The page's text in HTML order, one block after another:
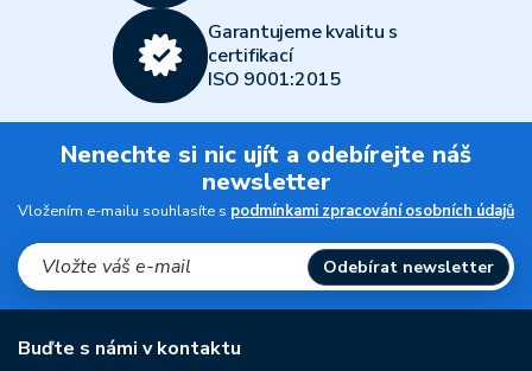
Garantujeme kvalitu s
certifikací
ISO 9001:2015
Nenechte si nic ujít a odebírejte náš
newsletter
Vložením e-mailu souhlasíte s podmínkami zpracování osobních údajů
Odebírat newsletter
Buďte s námi v kontaktu